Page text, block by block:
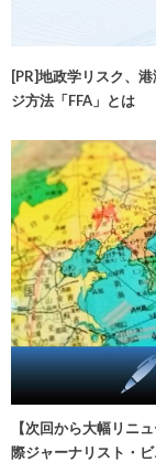
[PR]地政学リスク、
ジ方法「FFA」とは
【次回から大幅リニ
際ジャーナリスト・